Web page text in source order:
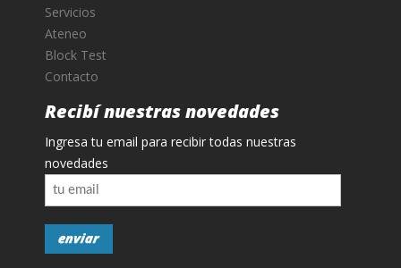
Servicios
Ateneo
Block Test
Contacto
Recibí nuestras novedades
Ingresa tu email para recibir todas nuestras
novedades